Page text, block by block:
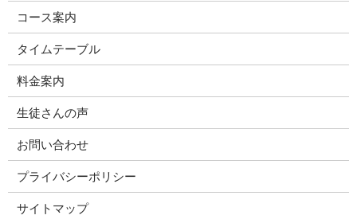
コース案内
タイムテーブル
料金案内
生徒さんの声
お問い合わせ
プライバシーポリシー
サイトマップ